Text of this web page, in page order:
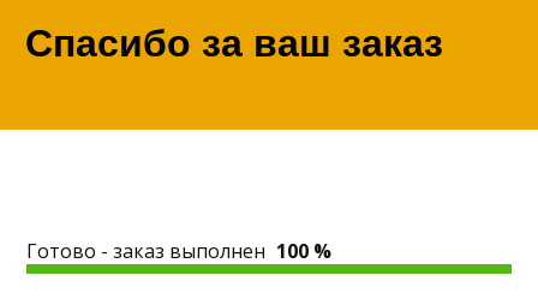
Спасибо за ваш заказ
Готово - заказ выполнен 100 %